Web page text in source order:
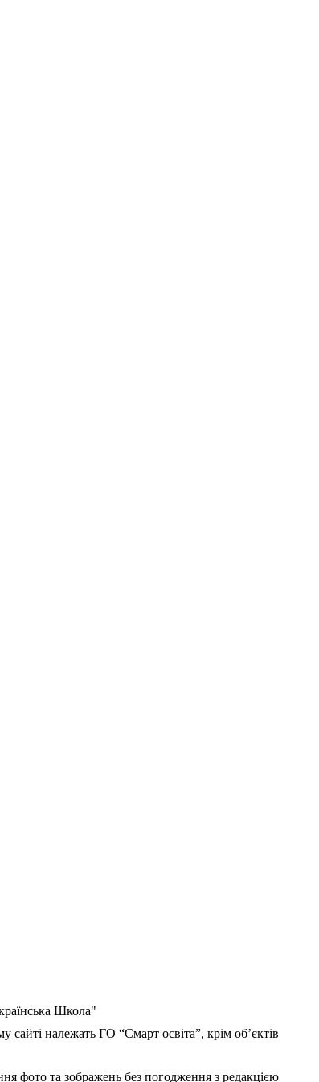
Школа"
сайті належать ГО “Смарт освіта”, крім об’єктів
фото та зображень без погодження з редакцією